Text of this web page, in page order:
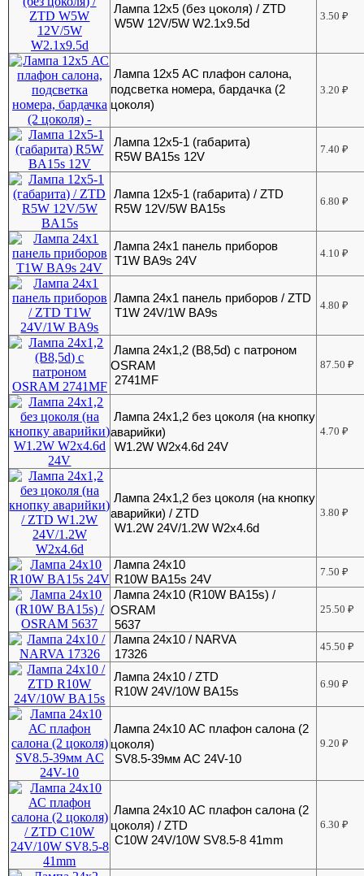
Лампа 12х5 (без цоколя) / ZTD
W5W 12V/5W W2.1x9.5d
3.50₽
Лампа 12х5 АС плафон салона,
подсветка номера, бардачка (2
цоколя)
3.20₽
Лампа 12х5-1 (габарита)
R5W BA15s 12V
7.40₽
Лампа 12х5-1 (габарита) / ZTD
R5W 12V/5W BA15s
6.80₽
Лампа 24х1 панель приборов
T1W BA9s 24V
4.10₽
Лампа 24х1 панель приборов / ZTD
T1W 24V/1W BA9s
4.80₽
Лампа 24х1,2 (В8,5d) с патроном
OSRAM
2741MF
87.50₽
Лампа 24х1,2 без цоколя (на кнопку
аварийки)
W1.2W W2х4.6d 24V
4.70₽
Лампа 24х1,2 без цоколя (на кнопку
аварийки) / ZTD
W1.2W 24V/1.2W W2x4.6d
3.80₽
Лампа 24х10
R10W BA15s 24V
7.50₽
Лампа 24х10 (R10W BA15s) /
OSRAM
5637
25.50₽
Лампа 24х10 / NARVA
17326
45.50₽
Лампа 24х10 / ZTD
R10W 24V/10W BA15s
6.90₽
Лампа 24х10 АС плафон салона (2
цоколя)
SV8.5-39мм AC 24V-10
9.20₽
Лампа 24х10 АС плафон салона (2
цоколя) / ZTD
C10W 24V/10W SV8.5-8 41mm
6.30₽